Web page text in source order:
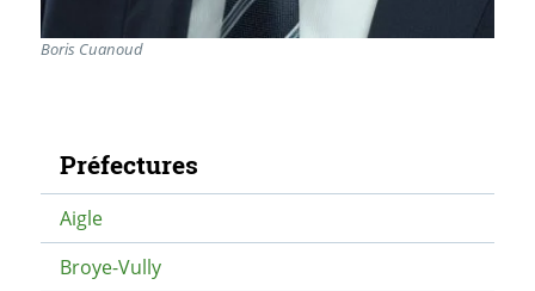
Boris Cuanoud
Navigation secondaire
Préfectures
Aigle
Broye-Vully